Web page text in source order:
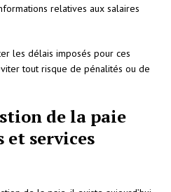
relatives aux salaires
les délais imposés pour ces
tout risque de pénalités ou de
de la paie
et services